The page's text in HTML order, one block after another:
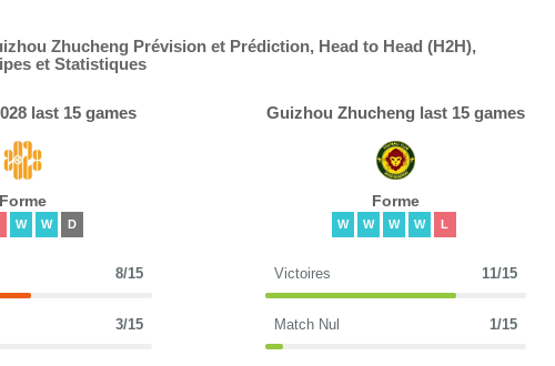
Zhucheng Prévision et Prédiction, Head to Head (H2H),
et Statistiques
last 15 games
Forme
W W D
8/15
3/15
Guizhou Zhucheng last 15 games
Forme
W W W W L
Victoires 11/15
Match Nul 1/15